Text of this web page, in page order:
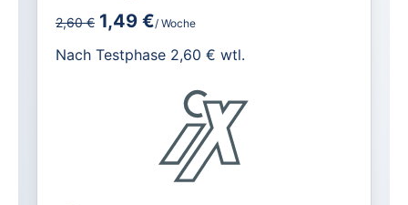
Alle exklusiven heise+ Artikel frei
heise online mit weniger Werbung
2,60 € 1,49 €/ Woche
Nach Testphase 2,60 € wtl.